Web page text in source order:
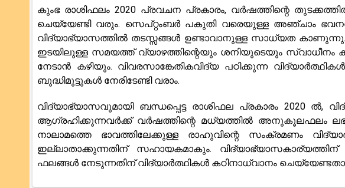
കുംഭ രാശിഫലം 2020 പ്രവചന പ്രകാരം, വർഷത്തിന്റെ
ചെയ്യേണ്ടി വരും. സെപ്റ്റംബർ പകുതി വരെയുള്ള അഞ്ചാം
വിദ്യാഭ്യാസത്തിൽ തടസ്സങ്ങൾ ഉണ്ടാവാനുള്ള സാധ്യത
ഇടയിലുള്ള സമയത്ത് വ്യാഴത്തിന്റെയും ശനിയുടെയും സ്വാധീനം
നേടാൻ കഴിയും. വിവരസാങ്കേതികവിദ്യ പഠിക്കുന്ന
ബുദ്ധിമുട്ടുകൾ നേരിടേണ്ടി വരാം.
വിദ്യാഭ്യാസവുമായി ബന്ധപ്പെട്ട രാശിഫല പ്രകാരം 2020 ൽ,
ആഗ്രഹിക്കുന്നവർക്ക് വർഷത്തിന്റെ മധ്യത്തിൽ അനുകൂലഫലം
നാലാമത്തെ ഭാവത്തിലേക്കുള്ള രാഹുവിന്റെ സംക്രമണം
ഇല്ലാതാക്കുന്നതിന് സഹായകമാകും.
ഫലങ്ങൾ നേടുന്നതിന് വിദ്യാർത്ഥികൾ കഠിനാധ്വാനം